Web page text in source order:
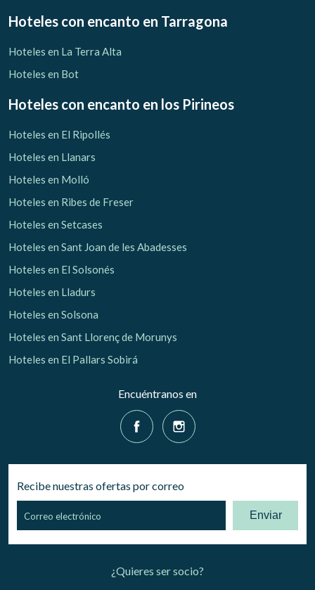
Hoteles con encanto en Tarragona
Hoteles en La Terra Alta
Hoteles en Bot
Hoteles con encanto en los Pirineos
Hoteles en El Ripollés
Hoteles en Llanars
Hoteles en Molló
Hoteles en Ribes de Freser
Hoteles en Setcases
Hoteles en Sant Joan de les Abadesses
Hoteles en El Solsonés
Hoteles en Lladurs
Hoteles en Solsona
Hoteles en Sant Llorenç de Morunys
Hoteles en El Pallars Sobirá
Encuéntranos en
Recibe nuestras ofertas por correo
Enviar
¿Quieres ser socio?